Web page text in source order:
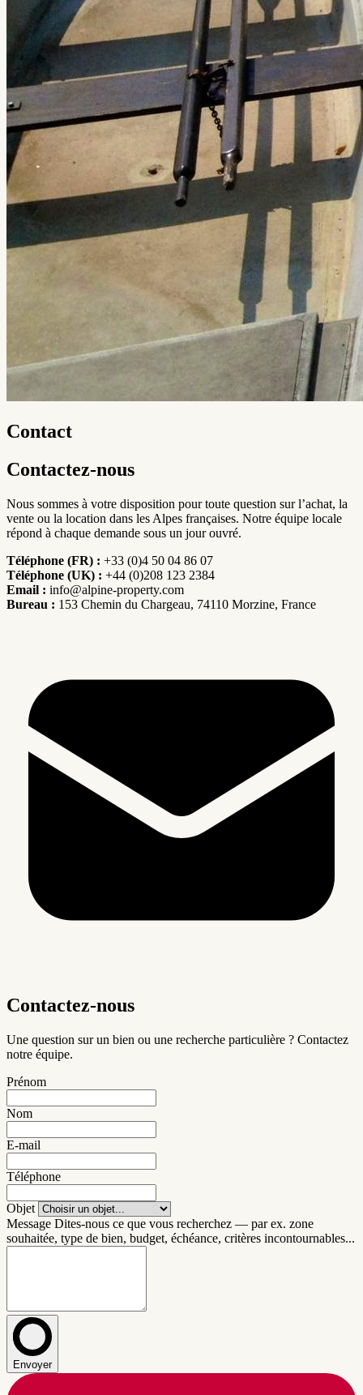
Contact
Contactez-nous
Nous sommes à votre disposition pour toute question sur l’achat, la
vente ou la location dans les Alpes françaises. Notre équipe locale
répond à chaque demande sous un jour ouvré.
Téléphone (FR) : +33 (0)4 50 04 86 07
Téléphone (UK) : +44 (0)208 123 2384
Email : info@alpine-property.com
Bureau : 153 Chemin du Chargeau, 74110 Morzine, France
Contactez-nous
Une question sur un bien ou une recherche particulière ? Contactez
notre équipe.
Prénom
Nom
E-mail
Téléphone
Objet
Message Dites-nous ce que vous recherchez — par ex. zone
souhaitée, type de bien, budget, échéance, critères incontournables...
Envoyer